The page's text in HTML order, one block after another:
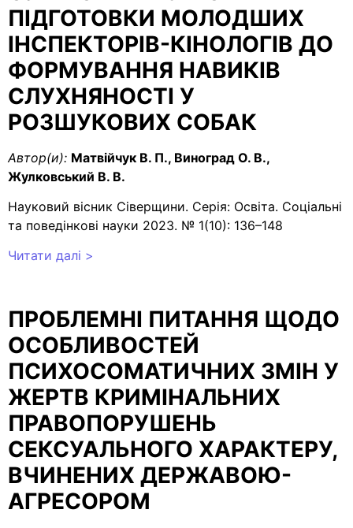
ПІДГОТОВКИ МОЛОДШИХ
ІНСПЕКТОРІВ-КІНОЛОГІВ ДО
ФОРМУВАННЯ НАВИКІВ
СЛУХНЯНОСТІ У
РОЗШУКОВИХ СОБАК
Автор(и): Матвійчук В. П., Виноград О. В.,
Жулковський В. В.
Науковий вісник Сіверщини. Серія: Освіта. Соціальні
та поведінкові науки 2023. № 1(10): 136–148
Читати далі >
ПРОБЛЕМНІ ПИТАННЯ ЩОДО
ОСОБЛИВОСТЕЙ
ПСИХОСОМАТИЧНИХ ЗМІН У
ЖЕРТВ КРИМІНАЛЬНИХ
ПРАВОПОРУШЕНЬ
СЕКСУАЛЬНОГО ХАРАКТЕРУ,
ВЧИНЕНИХ ДЕРЖАВОЮ-
АГРЕСОРОМ